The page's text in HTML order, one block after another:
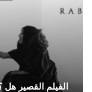
الفيلم القصير